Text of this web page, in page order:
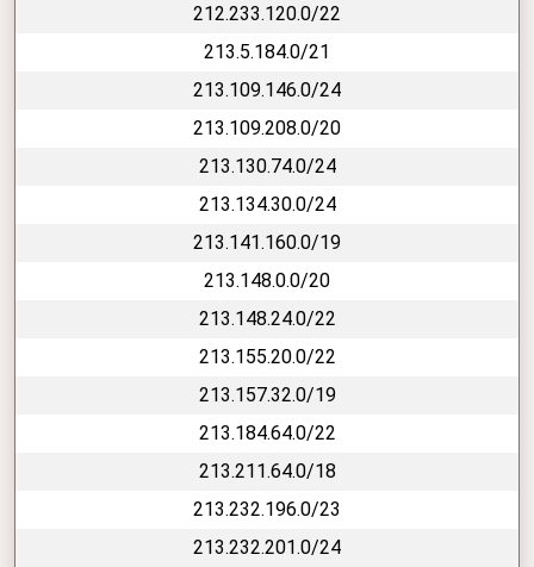
212.233.120.0/22
213.5.184.0/21
213.109.146.0/24
213.109.208.0/20
213.130.74.0/24
213.134.30.0/24
213.141.160.0/19
213.148.0.0/20
213.148.24.0/22
213.155.20.0/22
213.157.32.0/19
213.184.64.0/22
213.211.64.0/18
213.232.196.0/23
213.232.201.0/24